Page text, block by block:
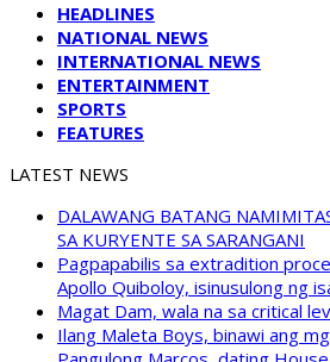
HEADLINES
NATIONAL NEWS
INTERNATIONAL NEWS
ENTERTAINMENT
SPORTS
FEATURES
LATEST NEWS
DALAWANG BATANG
SA KURYENTE SA SARANGANI
Pagpapabilis sa extradition
Apollo Quiboloy, isinusulong ng
Magat Dam, wala na sa critical
Ilang Maleta Boys, binawi ang